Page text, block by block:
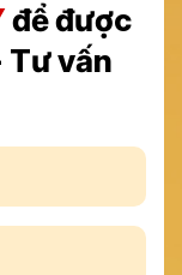
để được
Tư vấn